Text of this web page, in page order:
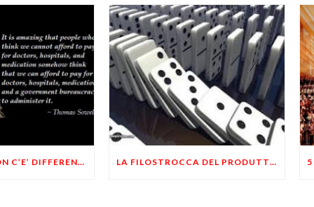
RILETTURE: “NON C’E’ DIFFERENZA FRA PROGRESSIVITA’ FISCALE E LEGGI RAZZIALI” LA FILOSTROCCA DEL PRODUTTORE CHE S’E STANCATO DI ESSERE SFRUTTATO